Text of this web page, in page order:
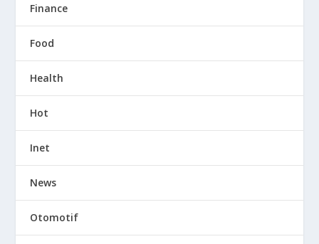
Finance
Food
Health
Hot
Inet
News
Otomotif